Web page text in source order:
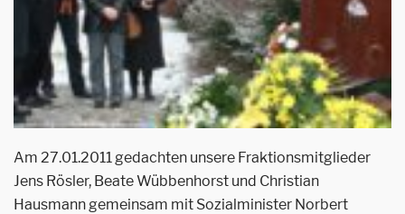
Am 27.01.2011 gedachten unsere Fraktionsmitglieder
Jens Rösler, Beate Wübbenhorst und Christian
Hausmann gemeinsam mit Sozialminister Norbert